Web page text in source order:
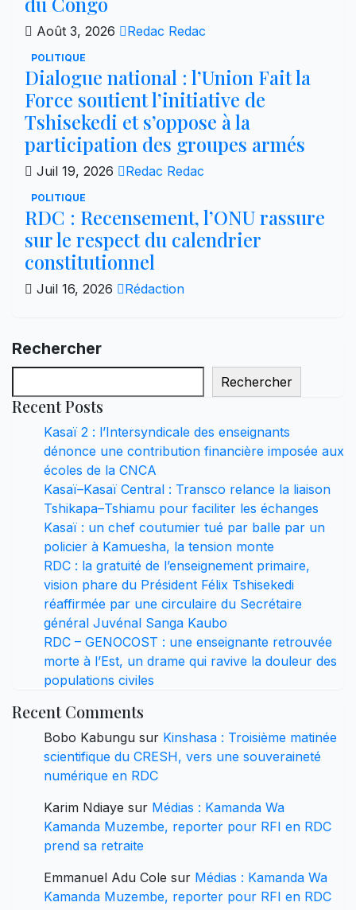
Août 3, 2026 Redac Redac
POLITIQUE
Dialogue national : l’Union Fait la
Force soutient l’initiative de
Tshisekedi et s’oppose à la
participation des groupes armés
Juil 19, 2026 Redac Redac
POLITIQUE
RDC : Recensement, l’ONU rassure
sur le respect du calendrier
constitutionnel
Juil 16, 2026 Rédaction
Rechercher
Rechercher
Recent Posts
Kasaï 2 : l’Intersyndicale des enseignants
dénonce une contribution financière imposée aux
écoles de la CNCA
Kasaï–Kasaï Central : Transco relance la liaison
Tshikapa–Tshiamu pour faciliter les échanges
Kasaï : un chef coutumier tué par balle par un
policier à Kamuesha, la tension monte
RDC : la gratuité de l’enseignement primaire,
vision phare du Président Félix Tshisekedi
réaffirmée par une circulaire du Secrétaire
général Juvénal Sanga Kaubo
RDC – GENOCOST : une enseignante retrouvée
morte à l’Est, un drame qui ravive la douleur des
populations civiles
Recent Comments
Bobo Kabungu sur Kinshasa : Troisième matinée
scientifique du CRESH, vers une souveraineté
numérique en RDC
Karim Ndiaye sur Médias : Kamanda Wa
Kamanda Muzembe, reporter pour RFI en RDC
prend sa retraite
Emmanuel Adu Cole sur Médias : Kamanda Wa
Kamanda Muzembe, reporter pour RFI en RDC